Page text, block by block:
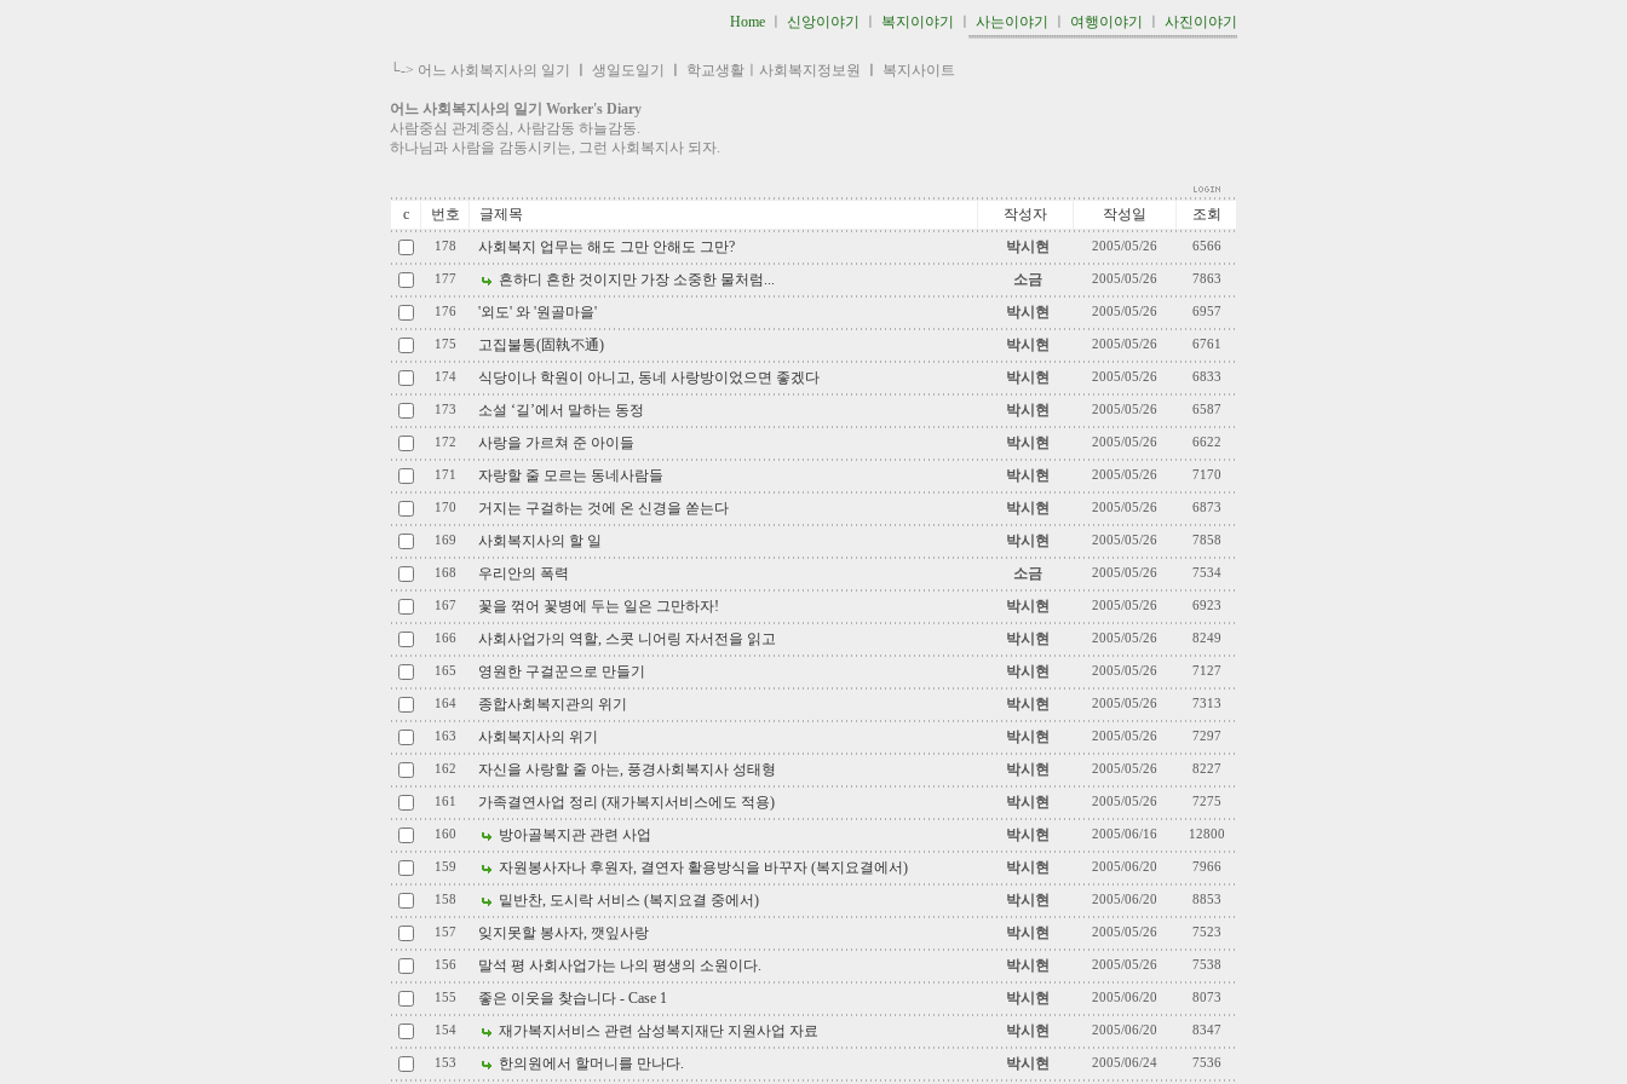
Home 신앙이야기 복지이야기 사는이야기 여행이야기
사진이야기
'''''''''''''''''''''''''''''''''''''''''''''''''''''''''''''''''''''''''''''''''''''''''''''''''''''''''''''''
└-> 어느 사회복지사의 일기 생일도일기 학교생활ㅣ사회복지정보원 복지사이트
어느 사회복지사의 일기 Worker's Diary
사람중심 관계중심, 사람감동 하늘감동.
하나님과 사람을 감동시키는, 그런 사회복지사 되자.
c 번호 글제목 작성자 작성일 조회
178 사회복지 업무는 해도 그만 안해도 그만? 박시현 2005/05/26 6566
177 흔하디 흔한 것이지만 가장 소중한 물처럼... 소금 2005/05/26 7863
176 '외도' 와 '원골마을' 박시현 2005/05/26 6957
175 고집불통(固執不通) 박시현 2005/05/26 6761
174 식당이나 학원이 아니고, 동네 사랑방이었으면 좋겠다 박시현 2005/05/26 6833
173 소설 ‘길’에서 말하는 동정 박시현 2005/05/26 6587
172 사랑을 가르쳐 준 아이들 박시현 2005/05/26 6622
171 자랑할 줄 모르는 동네사람들 박시현 2005/05/26 7170
170 거지는 구걸하는 것에 온 신경을 쏟는다 박시현 2005/05/26 6873
169 사회복지사의 할 일 박시현 2005/05/26 7858
168 우리안의 폭력 소금 2005/05/26 7534
167 꽃을 꺾어 꽃병에 두는 일은 그만하자! 박시현 2005/05/26 6923
166 사회사업가의 역할, 스콧 니어링 자서전을 읽고 박시현 2005/05/26 8249
165 영원한 구걸꾼으로 만들기 박시현 2005/05/26 7127
164 종합사회복지관의 위기 박시현 2005/05/26 7313
163 사회복지사의 위기 박시현 2005/05/26 7297
162 자신을 사랑할 줄 아는, 풍경사회복지사 성태형 박시현 2005/05/26 8227
161 가족결연사업 정리 (재가복지서비스에도 적용) 박시현 2005/05/26 7275
160 방아골복지관 관련 사업 박시현 2005/06/16 12800
159 자원봉사자나 후원자, 결연자 활용방식을 바꾸자 (복지요결에서) 박시현 2005/06/20 7966
158 밑반찬, 도시락 서비스 (복지요결 중에서) 박시현 2005/06/20 8853
157 잊지못할 봉사자, 깻잎사랑 박시현 2005/05/26 7523
156 말석 평 사회사업가는 나의 평생의 소원이다. 박시현 2005/05/26 7538
155 좋은 이웃을 찾습니다 - Case 1 박시현 2005/06/20 8073
154 재가복지서비스 관련 삼성복지재단 지원사업 자료 박시현 2005/06/20 8347
153 한의원에서 할머니를 만나다. 박시현 2005/06/24 7536